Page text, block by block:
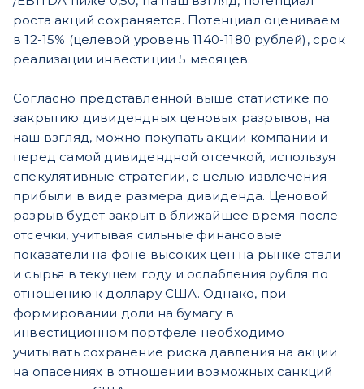
роста акций сохраняется. Потенциал оцениваем
в 12-15% (целевой уровень 1140-1180 рублей), срок
реализации инвестиции 5 месяцев.
Согласно представленной выше статистике по
закрытию дивидендных ценовых разрывов, на
наш взгляд, можно покупать акции компании и
перед самой дивидендной отсечкой, используя
спекулятивные стратегии, с целью извлечения
прибыли в виде размера дивиденда. Ценовой
разрыв будет закрыт в ближайшее время после
отсечки, учитывая сильные финансовые
показатели на фоне высоких цен на рынке стали
и сырья в текущем году и ослабления рубля по
отношению к доллару США. Однако, при
формировании доли на бумагу в
инвестиционном портфеле необходимо
учитывать сохранение риска давления на акции
на опасениях в отношении возможных санкций